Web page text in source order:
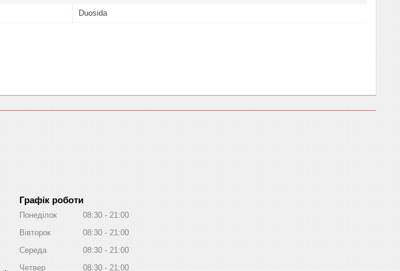
Duosida
Графік роботи
Понеділок 08:30
21:00
Вівторок
08:30
21:00
Середа
08:30
21:00
Четвер
08:30 21:00